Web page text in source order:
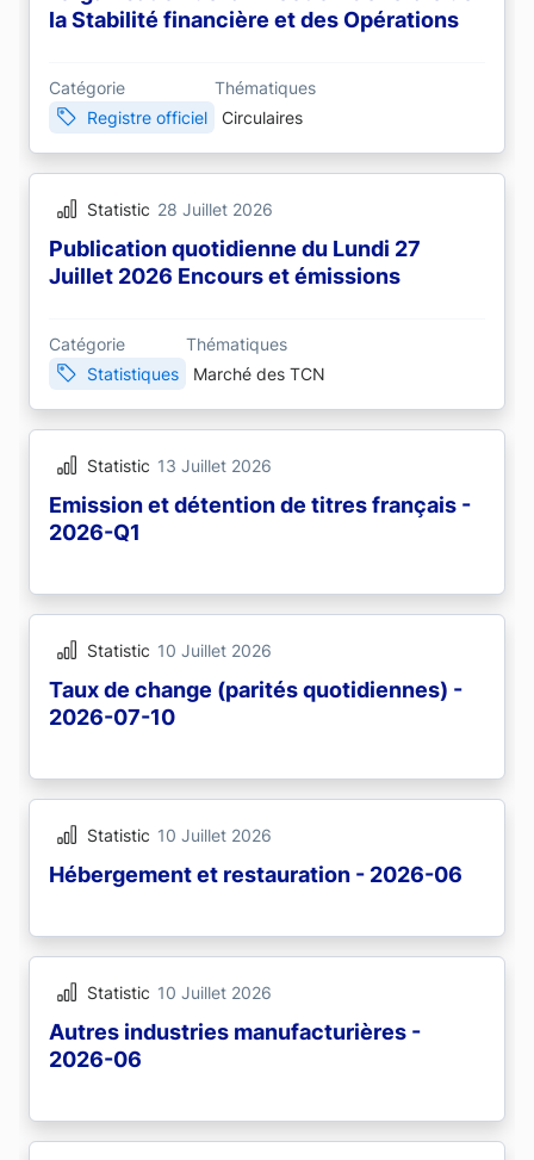
la Stabilité financière et des Opérations
Catégorie
Registre officiel
Thématiques
Circulaires
Statistic 28 Juillet 2026
Publication quotidienne du Lundi 27
Juillet 2026 Encours et émissions
Catégorie
Statistiques
Thématiques
Marché des TCN
Statistic 13 Juillet 2026
Emission et détention de titres français -
2026-Q1
Statistic 10 Juillet 2026
Taux de change (parités quotidiennes) -
2026-07-10
Statistic 10 Juillet 2026
Hébergement et restauration - 2026-06
Statistic 10 Juillet 2026
Autres industries manufacturières -
2026-06